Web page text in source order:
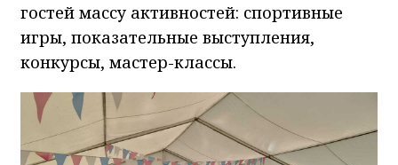
гостей массу активностей: спортивные
игры, показательные выступления,
конкурсы, мастер-классы.